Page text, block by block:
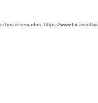
reservados. https://